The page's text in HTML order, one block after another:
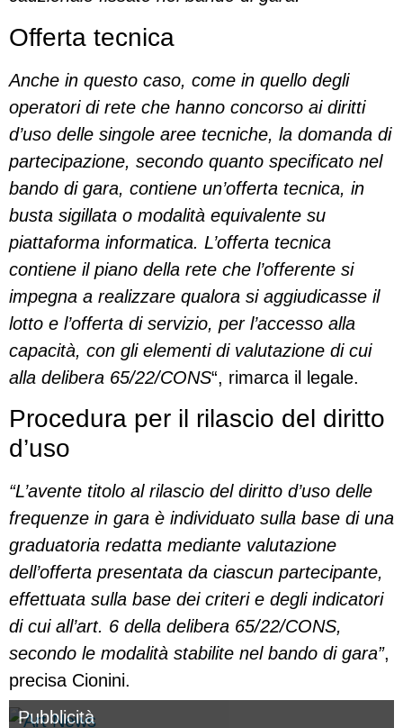
Offerta tecnica
Anche in questo caso, come in quello degli
operatori di rete che hanno concorso ai diritti
d’uso delle singole aree tecniche, la domanda di
partecipazione, secondo quanto specificato nel
bando di gara, contiene un’offerta tecnica, in
busta sigillata o modalità equivalente su
piattaforma informatica. L’offerta tecnica
contiene il piano della rete che l’offerente si
impegna a realizzare qualora si aggiudicasse il
lotto e l’offerta di servizio, per l’accesso alla
capacità, con gli elementi di valutazione di cui
alla delibera 65/22/CONS“, rimarca il legale.
Procedura per il rilascio del diritto
d’uso
“L’avente titolo al rilascio del diritto d’uso delle
frequenze in gara è individuato sulla base di una
graduatoria redatta mediante valutazione
dell’offerta presentata da ciascun partecipante,
effettuata sulla base dei criteri e degli indicatori
di cui all’art. 6 della delibera 65/22/CONS,
secondo le modalità stabilite nel bando di gara”,
precisa Cionini.
Pubblicità